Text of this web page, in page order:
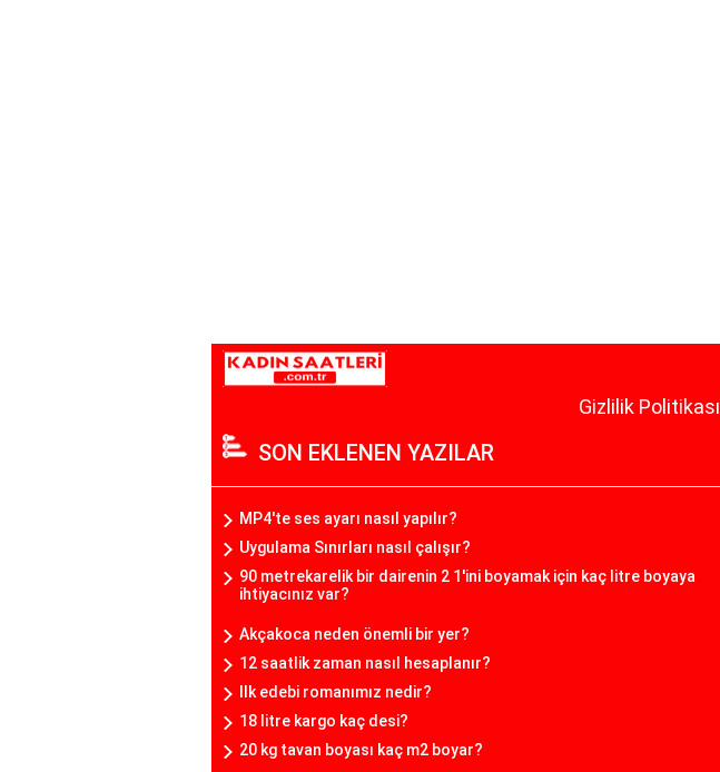
Gizlilik Politikası
SON EKLENEN YAZILAR
MP4'te ses ayarı nasıl yapılır?
Uygulama Sınırları nasıl çalışır?
90 metrekarelik bir dairenin 2 1'ini boyamak için kaç litre boyaya
ihtiyacınız var?
Akçakoca neden önemli bir yer?
12 saatlik zaman nasıl hesaplanır?
Ilk edebi romanımız nedir?
18 litre kargo kaç desi?
20 kg tavan boyası kaç m2 boyar?